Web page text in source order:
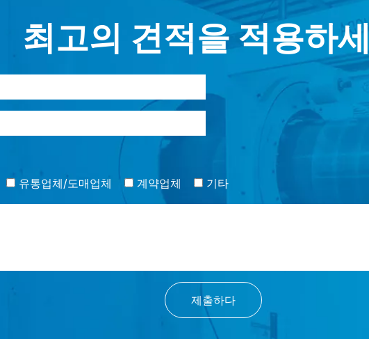
최고의 견적을 적용하
유통업체/도매업체 계약업체 기타
제출하다